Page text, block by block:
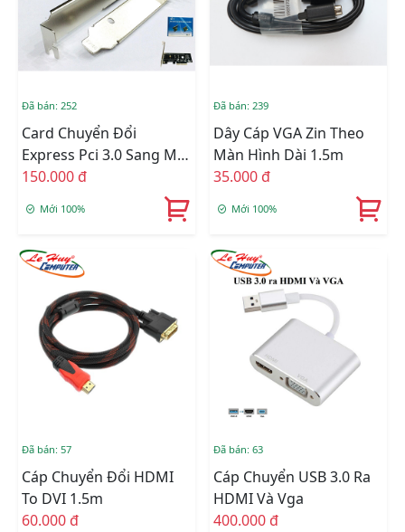
Đã bán: 252
Card Chuyển Đổi
Express Pci 3.0 Sang M2
(ngff) SSD
150.000 đ
Mới 100%
Đã bán: 239
Dây Cáp VGA Zin Theo
Màn Hình Dài 1.5m
35.000 đ
Mới 100%
Đã bán: 57
Cáp Chuyển Đổi HDMI
To DVI 1.5m
60.000 đ
Đã bán: 63
Cáp Chuyển USB 3.0 Ra
HDMI Và Vga
400.000 đ